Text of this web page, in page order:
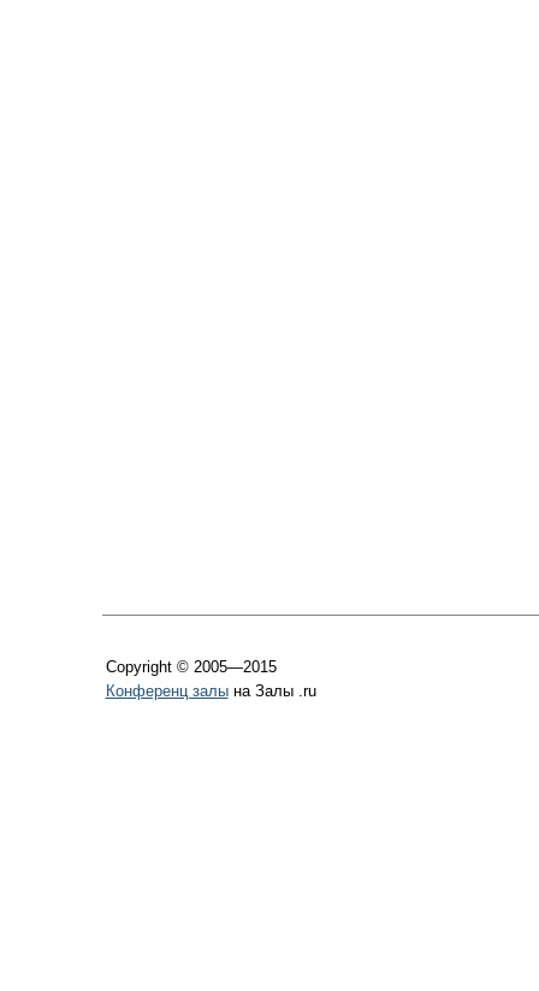
Copyright © 2005—2015
Конференц залына Залы .ru